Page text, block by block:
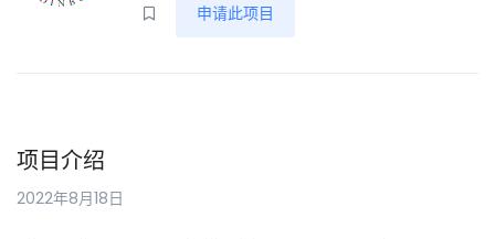
申请此项目
项目介绍
2022年8月18日